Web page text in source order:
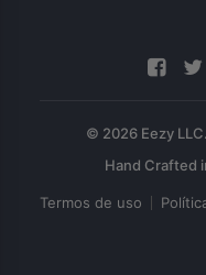
© 2026 Eezy
Termos de uso